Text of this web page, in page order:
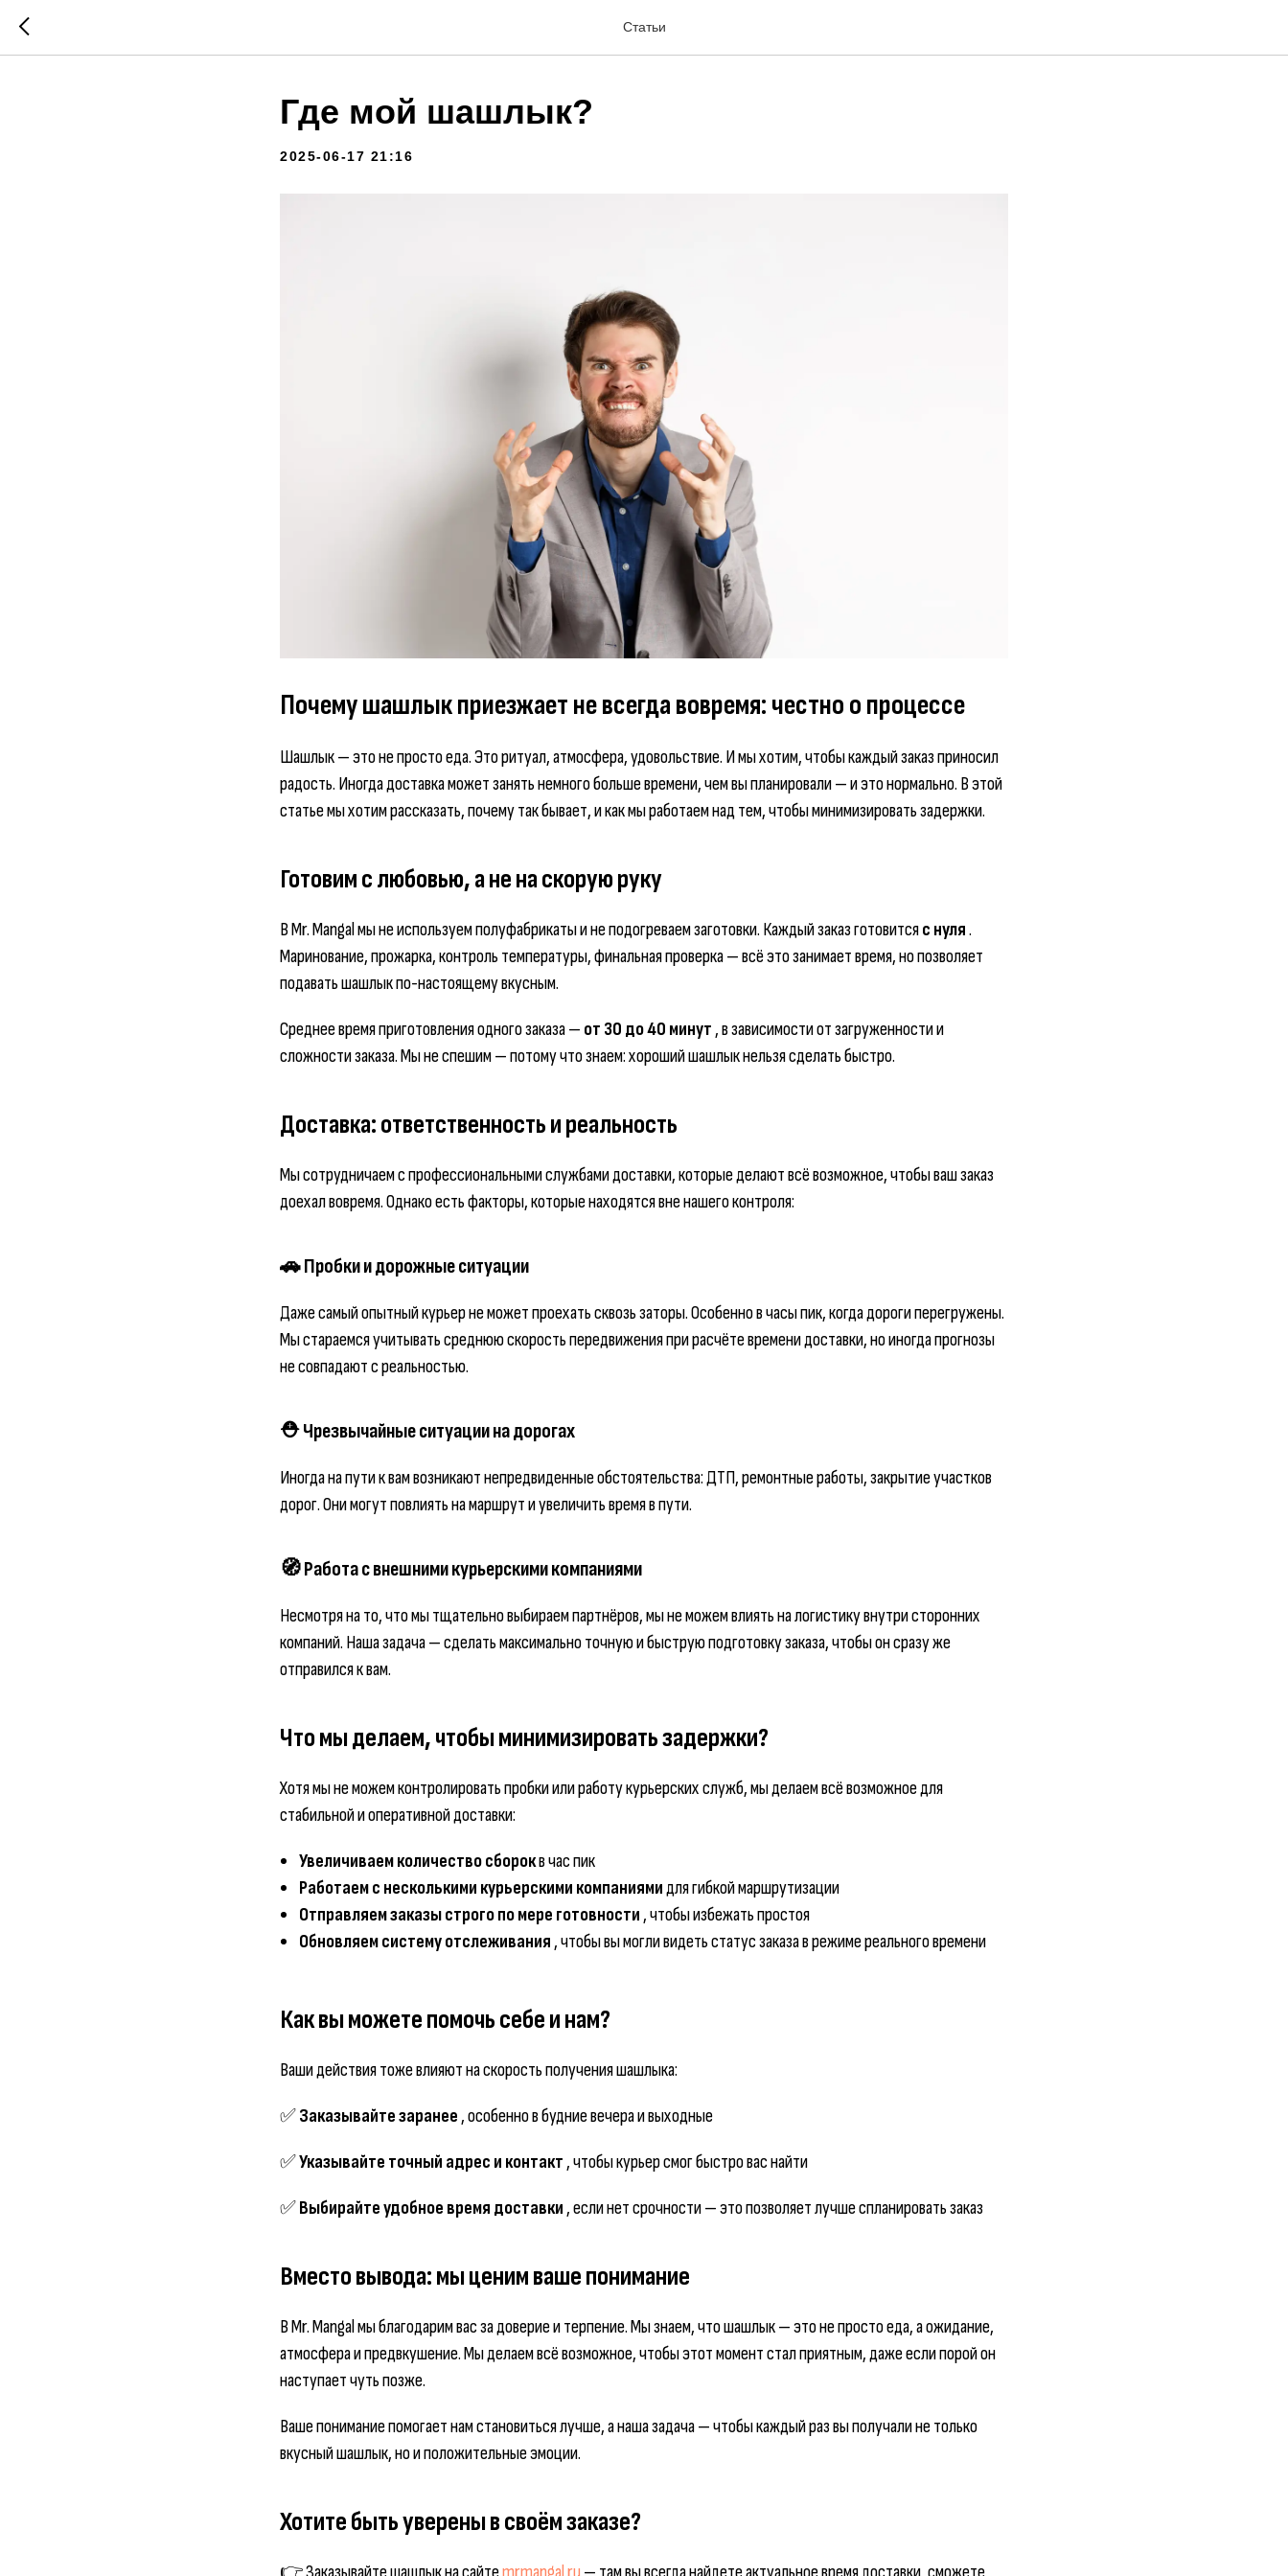
Статьи
Где мой шашлык?
2025-06-17 21:16
Почему шашлык приезжает не всегда вовремя: честно о процессе
Шашлык — это не просто еда. Это ритуал, атмосфера, удовольствие. И мы хотим, чтобы каждый заказ приносил
радость. Иногда доставка может занять немного больше времени, чем вы планировали — и это нормально. В этой
статье мы хотим рассказать, почему так бывает, и как мы работаем над тем, чтобы минимизировать задержки.
Готовим с любовью, а не на скорую руку
В Mr. Mangal мы не используем полуфабрикаты и не подогреваем заготовки. Каждый заказ готовитсяс нуля.
Маринование, прожарка, контроль температуры, финальная проверка — всё это занимает время, но позволяет
подавать шашлык по-настоящему вкусным.
Среднее время приготовления одного заказа — от 30 до 40 минут , в зависимости от загруженности и
сложности заказа. Мы не спешим — потому что знаем: хороший шашлык нельзя сделать быстро.
Доставка: ответственность и реальность
Мы сотрудничаем с профессиональными службами доставки, которые делают всё возможное, чтобы ваш заказ
доехал вовремя. Однако есть факторы, которые находятся вне нашего контроля:
🚗 Пробки и дорожные ситуации
Даже самый опытный курьер не может проехать сквозь заторы. Особенно в часы пик, когда дороги перегружены.
Мы стараемся учитывать среднюю скорость передвижения при расчёте времени доставки, но иногда прогнозы
не совпадают с реальностью.
⛑️ Чрезвычайные ситуации на дорогах
Иногда на пути к вам возникают непредвиденные обстоятельства: ДТП, ремонтные работы, закрытие участков
дорог. Они могут повлиять на маршрут и увеличить время в пути.
🧭 Работа с внешними курьерскими компаниями
Несмотря на то, что мы тщательно выбираем партнёров, мы не можем влиять на логистику внутри сторонних
компаний. Наша задача — сделать максимально точную и быструю подготовку заказа, чтобы он сразу же
отправился к вам.
Что мы делаем, чтобы минимизировать задержки?
Хотя мы не можем контролировать пробки или работу курьерских служб, мы делаем всё возможное для
стабильной и оперативной доставки:
Увеличиваем количество сборокв час пик
Работаем с несколькими курьерскими компаниямидля гибкой маршрутизации
Отправляем заказы строго по мере готовности , чтобы избежать простоя
Обновляем систему отслеживания , чтобы вы могли видеть статус заказа в режиме реального времени
Как вы можете помочь себе и нам?
Ваши действия тоже влияют на скорость получения шашлыка:
✅Заказывайте заранее , особенно в будние вечера и выходные
✅Указывайте точный адрес и контакт , чтобы курьер смог быстро вас найти
✅Выбирайте удобное время доставки , если нет срочности — это позволяет лучше спланировать заказ
Вместо вывода: мы ценим ваше понимание
В Mr. Mangal мы благодарим вас за доверие и терпение. Мы знаем, что шашлык — это не просто еда, а ожидание,
атмосфера и предвкушение. Мы делаем всё возможное, чтобы этот момент стал приятным, даже если порой он
наступает чуть позже.
Ваше понимание помогает нам становиться лучше, а наша задача — чтобы каждый раз вы получали не только
вкусный шашлык, но и положительные эмоции.
Хотите быть уверены в своём заказе?